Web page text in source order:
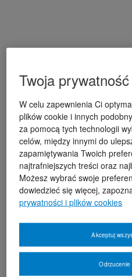
Twoja prywatność
W celu zapewnienia Ci
plików cookie i innych
za pomocą tych technologii
celów, między innymi do
zapamiętywania Twoich
najtrafniejszych treści oraz
Możesz wybrać swoje
dowiedzieć się więcej,
prywatności i plików cookies
Odrzucenie
Akceptuj